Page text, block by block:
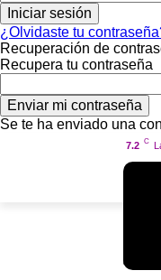
¿Olvidaste tu
Recuperación de
Recupera tu contraseña
Se te ha enviado una
7.2 C